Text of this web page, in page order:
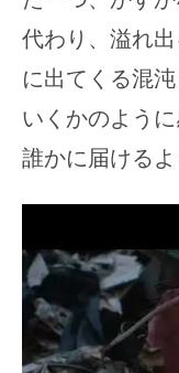
代わり、溢れ
に出てくる混
いくかのよう
誰かに届ける